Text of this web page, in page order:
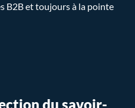
B2B et toujours à la pointe
du savoir-